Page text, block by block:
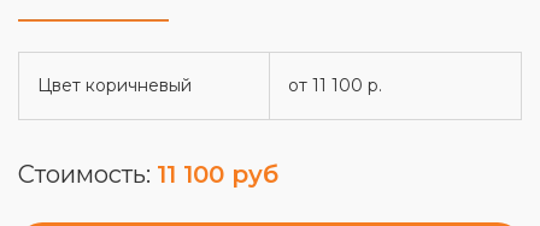
Цвет коричневый от 11 100 р.
Стоимость: 11 100 руб